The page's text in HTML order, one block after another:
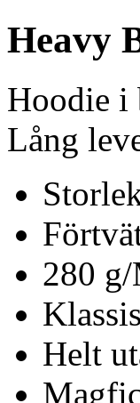
Heavy
Hoodie i
Lång
280
Helt